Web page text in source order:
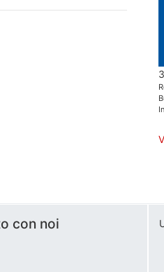
con noi